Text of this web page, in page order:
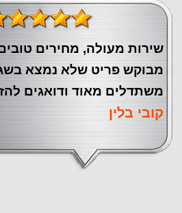
שירות מעולה, מחירים
מבוקש פריט שלא נמצא
משתדלים מאוד ודואגים
קובי בלין